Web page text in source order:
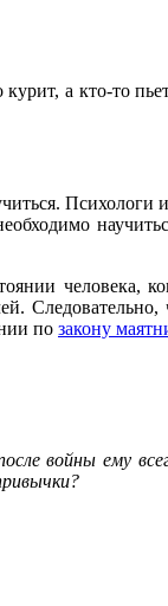
а кто-то
Психологи
человека,
по закону
войны ему